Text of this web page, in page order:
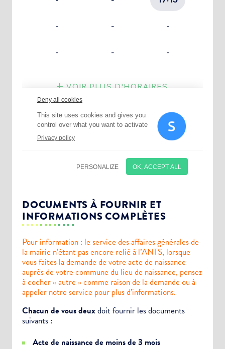
DOCUMENTS À FOURNIR ET
INFORMATIONS COMPLÈTES
Pour information : le service des affaires générales de
la mairie n’étant pas encore relié à l’ANTS, lorsque
vous faites la demande de votre acte de naissance
auprès de votre commune du lieu de naissance, pensez
à cocher « autre » comme raison de la demande ou à
appeler notre service pour plus d’informations.
Chacun de vous deuxdoit fournir les documents
suivants :
Acte de naissance de moins de 3 mois
Choisissez votre abonnement :
Newsletter Culture
Newsletter Sport et Vie associative